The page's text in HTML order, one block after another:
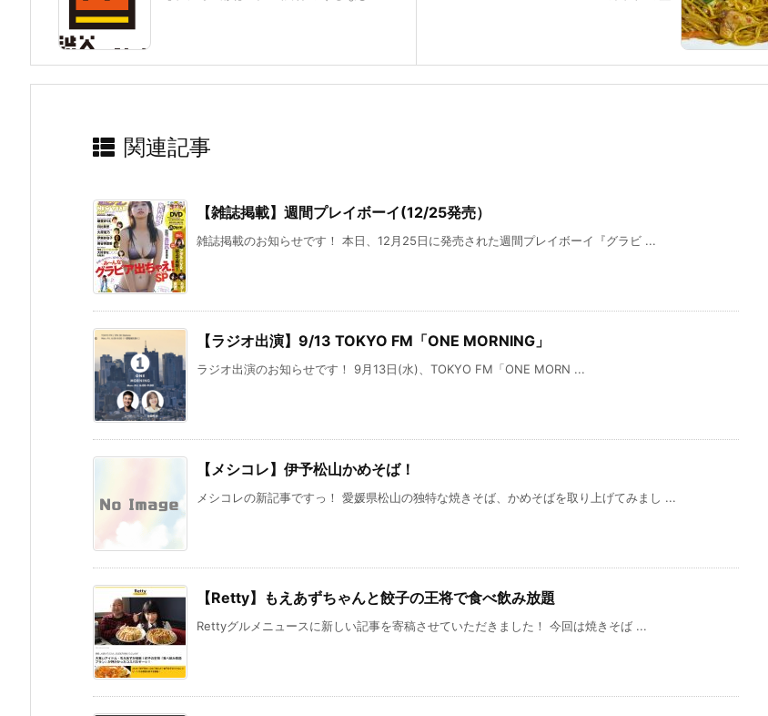
関連記事
【雑誌掲載】週間プレイボーイ(12/25発売）
雑誌掲載のお知らせです！ 本日、12月25日に発売された週間プレイボーイ『グラビ ...
【ラジオ出演】9/13 TOKYO FM「ONE MORNING」
ラジオ出演のお知らせです！ 9月13日(水)、TOKYO FM「ONE MORN ...
【メシコレ】伊予松山かめそば！
メシコレの新記事ですっ！ 愛媛県松山の独特な焼きそば、かめそばを取り上げてみまし ...
【Retty】もえあずちゃんと餃子の王将で食べ飲み放題
Rettyグルメニュースに新しい記事を寄稿させていただきました！ 今回は焼きそば ...